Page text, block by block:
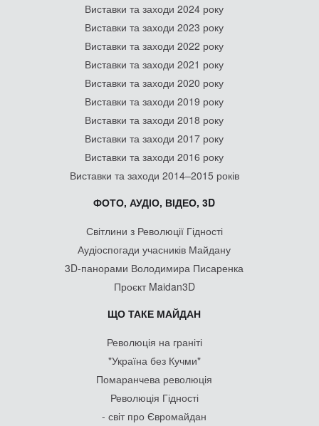
Виставки та заходи 2024 року
Виставки та заходи 2023 року
Виставки та заходи 2022 року
Виставки та заходи 2021 року
Виставки та заходи 2020 року
Виставки та заходи 2019 року
Виставки та заходи 2018 року
Виставки та заходи 2017 року
Виставки та заходи 2016 року
Виставки та заходи 2014–2015 років
ФОТО, АУДІО, ВІДЕО, 3D
Світлини з Революції Гідності
Аудіоспогади учасників Майдану
3D-панорами Володимира Писаренка
Проєкт Maidan3D
ЩО ТАКЕ МАЙДАН
Революція на граніті
"Україна без Кучми"
Помаранчева революція
Революція Гідності
- світ про Євромайдан